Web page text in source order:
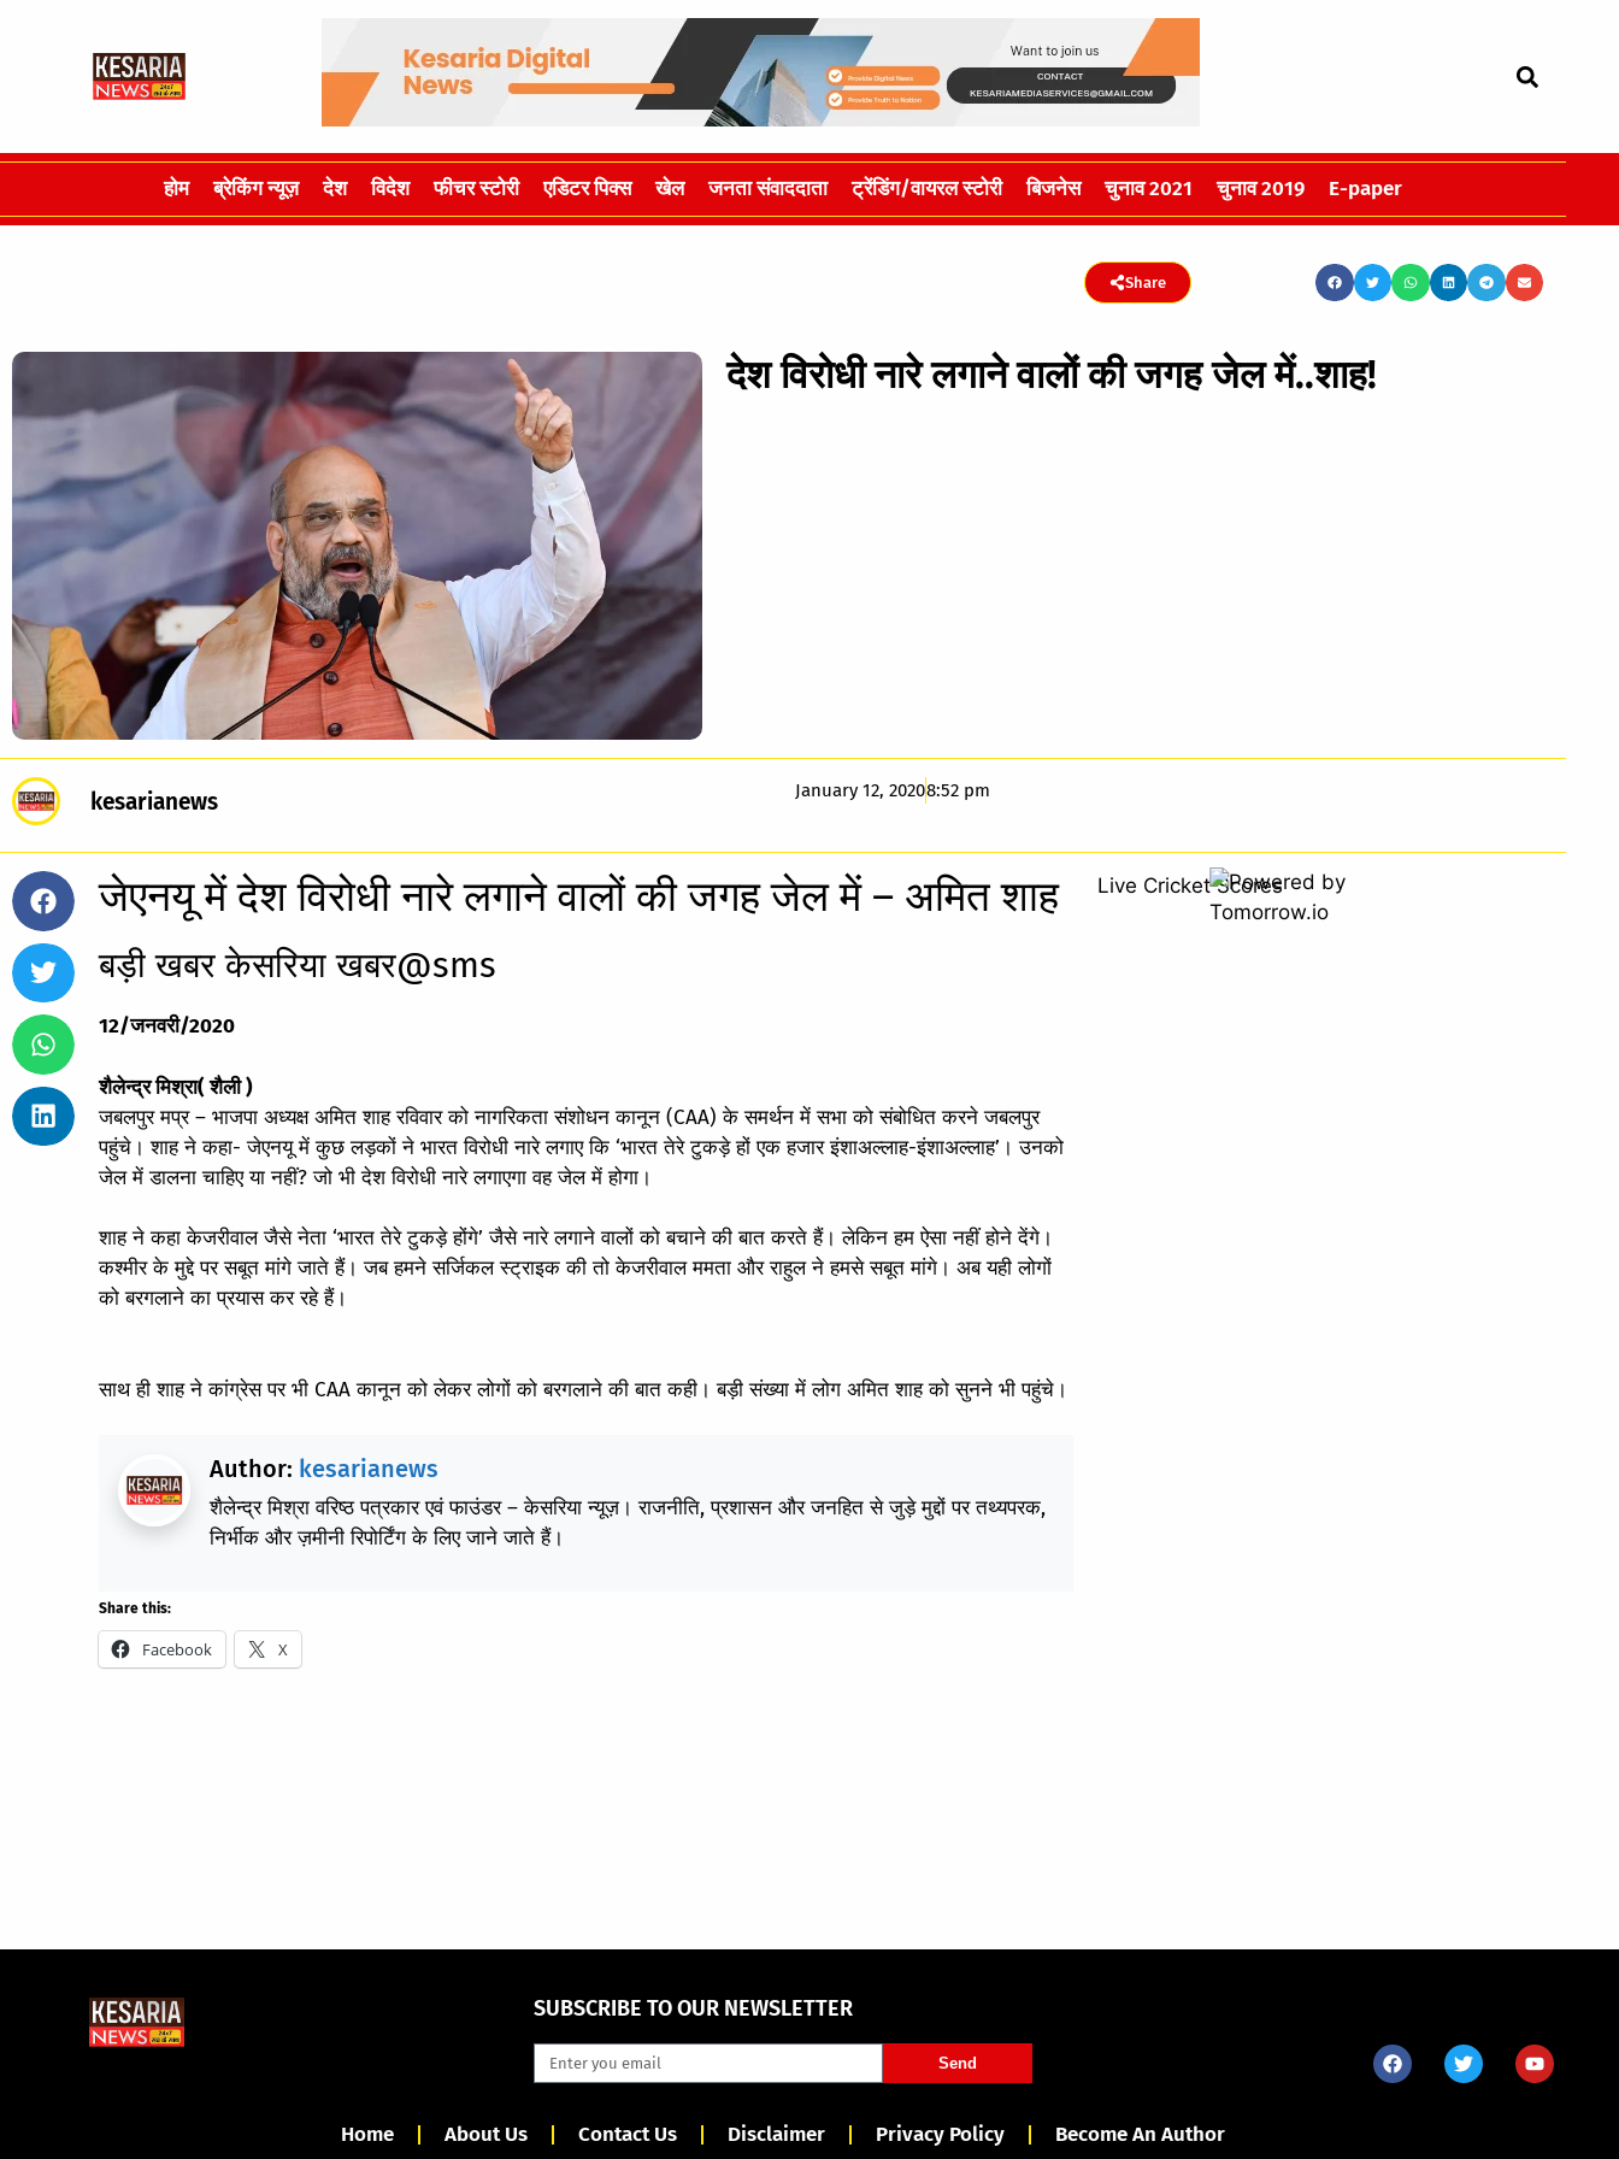
होम ब्रेकिंग न्यूज़ देश विदेश फीचर स्टोरी एडिटर पिक्स खेल जनता संवाददाता ट्रेंडिंग/वायरल स्टोरी बिजनेस चुनाव 2021 चुनाव 2019 E-paper
Share
देश विरोधी नारे लगाने वालों की जगह जेल में..शाह!
kesarianews January 12, 20208:52 pm
जेएनयू में देश विरोधी नारे लगाने वालों की जगह जेल में – अमित शाह
बड़ी खबर केसरिया खबर@sms
12/जनवरी/2020
शैलेन्द्र मिश्रा( शैली )
जबलपुर मप्र – भाजपा अध्यक्ष अमित शाह रविवार को नागरिकता संशोधन कानून (CAA) के समर्थन में सभा को संबोधित करने जबलपुर
पहुंचे। शाह ने कहा- जेएनयू में कुछ लड़कों ने भारत विरोधी नारे लगाए कि ‘भारत तेरे टुकड़े हों एक हजार इंशाअल्लाह-इंशाअल्लाह’। उनको
जेल में डालना चाहिए या नहीं? जो भी देश विरोधी नारे लगाएगा वह जेल में होगा।
शाह ने कहा केजरीवाल जैसे नेता ‘भारत तेरे टुकड़े होंगे’ जैसे नारे लगाने वालों को बचाने की बात करते हैं। लेकिन हम ऐसा नहीं होने देंगे।
कश्मीर के मुद्दे पर सबूत मांगे जाते हैं। जब हमने सर्जिकल स्ट्राइक की तो केजरीवाल ममता और राहुल ने हमसे सबूत मांगे। अब यही लोगों
को बरगलाने का प्रयास कर रहे हैं।
साथ ही शाह ने कांग्रेस पर भी CAA कानून को लेकर लोगों को बरगलाने की बात कही। बड़ी संख्या में लोग अमित शाह को सुनने भी पहुंचे।
Author: kesarianews
शैलेन्द्र मिश्रा वरिष्ठ पत्रकार एवं फाउंडर – केसरिया न्यूज़। राजनीति, प्रशासन और जनहित से जुड़े मुद्दों पर तथ्यपरक,
निर्भीक और ज़मीनी रिपोर्टिंग के लिए जाने जाते हैं।
Share this:
Facebook X
Live Cricket Scores
SUBSCRIBE TO OUR NEWSLETTER
Send
Home About Us Contact Us Disclaimer Privacy Policy Become An Author